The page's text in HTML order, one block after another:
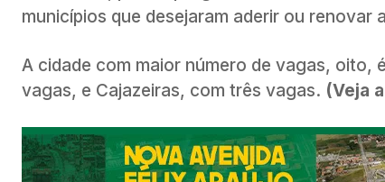
municípios que desejaram aderir ou renovar
A cidade com maior número de vagas, oito,
vagas, e Cajazeiras, com três vagas. (Veja